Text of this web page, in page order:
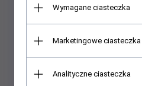
Wymagane ciasteczka
Marketingowe ciasteczka
Analityczne ciasteczka